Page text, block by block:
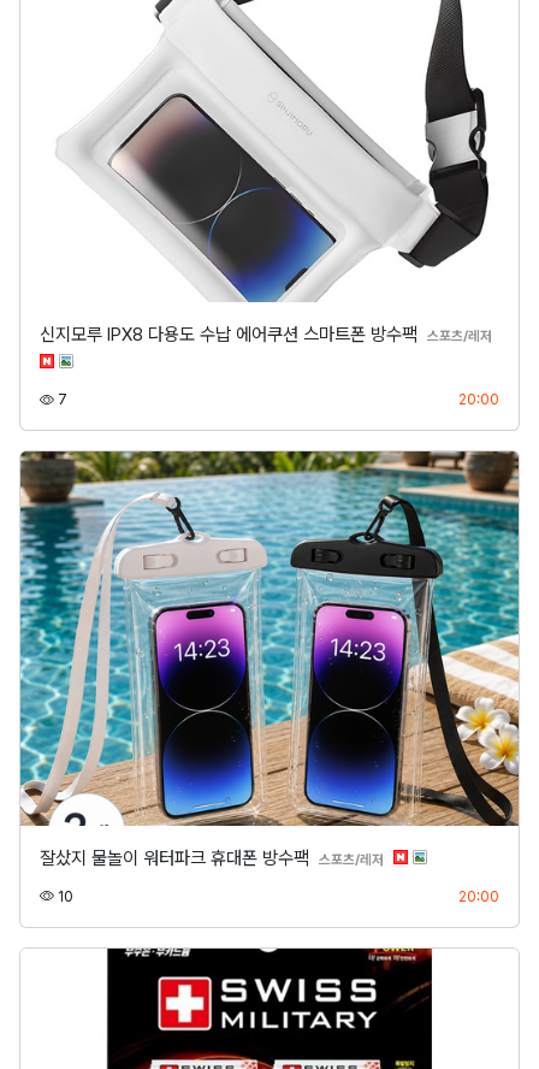
신지모루 IPX8 다용도 수납 에어쿠션 스마트폰 방수팩 스포츠/레저
7 20:00
잘샀지 물놀이 워터파크 휴대폰 방수팩 스포츠/레저 분류
10 20:00